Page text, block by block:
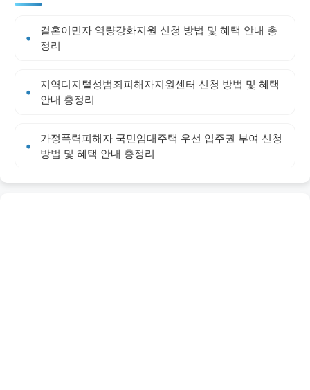
결혼이민자 역량강화지원 신청 방법 및 혜택 안내 총
정리
지역디지털성범죄피해자지원센터 신청 방법 및 혜택
안내 총정리
가정폭력피해자 국민임대주택 우선 입주권 부여 신청
방법 및 혜택 안내 총정리